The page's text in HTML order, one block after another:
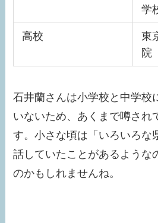
学
高校
東
院
石井蘭さんは小学校と中学校
いないため、あくまで噂され
す。小さな頃は「いろいろな
話していたことがあるような
のかもしれませんね。